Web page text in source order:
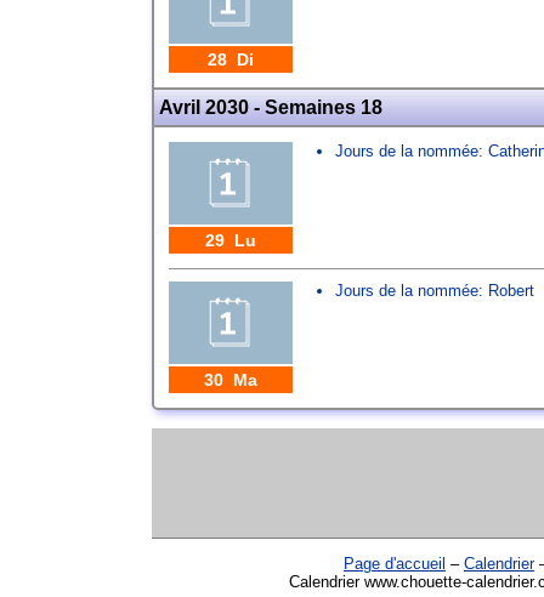
28 Di
Avril 2030 - Semaines 18
29 Lu
Jours de la nommée:
30 Ma
Jours de la nommée: Robert
Page d'accueil – Calendrier
Calendrier www.chouette-